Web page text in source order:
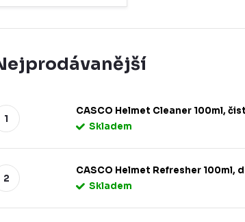
CASCO Helmet Cleaner 100ml,
Skladem
CASCO Helmet Refresher 100ml,
Skladem